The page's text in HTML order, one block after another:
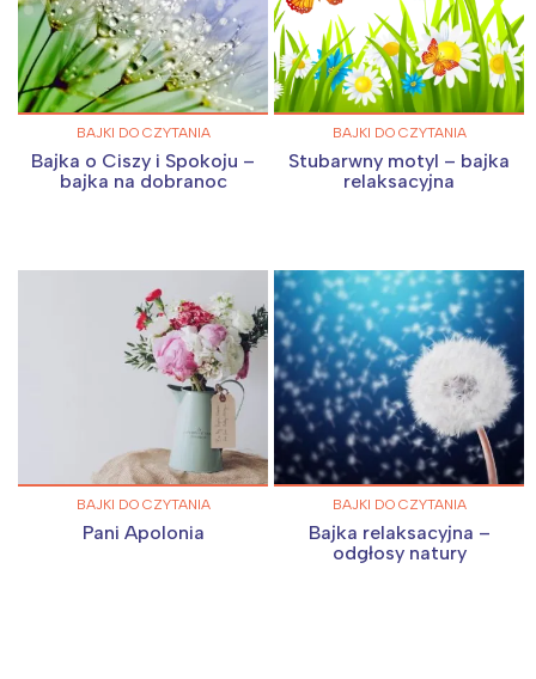
BAJKI DO CZYTANIA
Bajka o Ciszy i Spokoju –
bajka na dobranoc
BAJKI DO CZYTANIA
Stubarwny motyl – bajka
relaksacyjna
BAJKI DO CZYTANIA
Pani Apolonia
BAJKI DO CZYTANIA
Bajka relaksacyjna –
odgłosy natury